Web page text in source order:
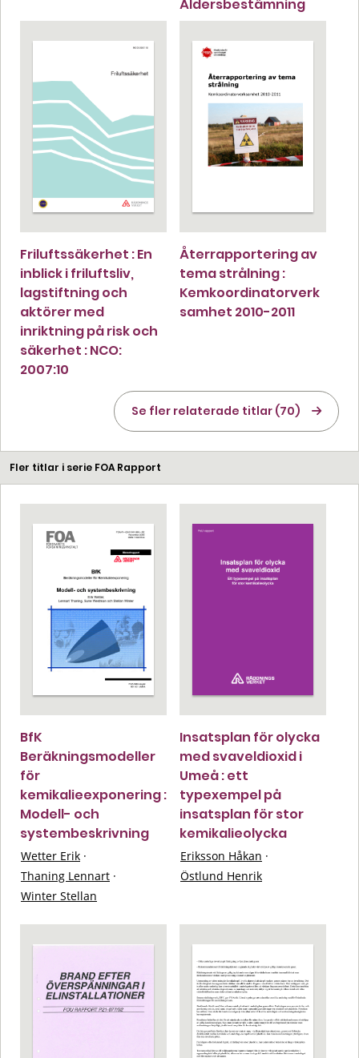
Åldersbestämning
Friluftssäkerhet : En
inblick i friluftsliv,
lagstiftning och
aktörer med
inriktning på risk och
säkerhet : NCO:
2007:10
Återrapportering av
tema strålning :
Kemkoordinatorverk
samhet 2010-2011
Se fler relaterade titlar (70)
Fler titlar i serie FOA Rapport
BfK
Beräkningsmodeller
för
kemikalieexponering :
Modell- och
systembeskrivning
Wetter Erik ·
Thaning Lennart ·
Winter Stellan
Insatsplan för olycka
med svaveldioxid i
Umeå : ett
typexempel på
insatsplan för stor
kemikalieolycka
Eriksson Håkan ·
Östlund Henrik